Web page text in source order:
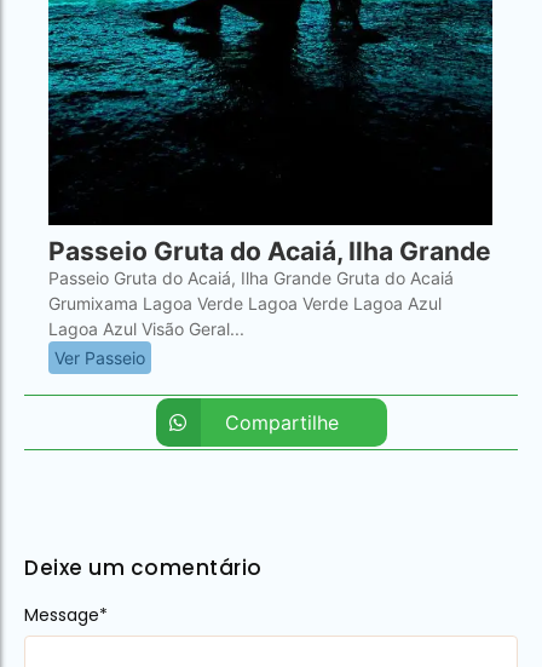
Passeio Gruta do Acaiá, Ilha Grande
Passeio Gruta do Acaiá, Ilha Grande Gruta do Acaiá
Grumixama Lagoa Verde Lagoa Verde Lagoa Azul
Lagoa Azul Visão Geral...
Ver Passeio
Compartilhe
Deixe um comentário
Message*
Alternative: